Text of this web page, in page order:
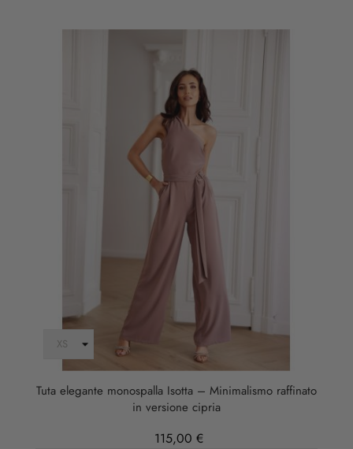
Tuta elegante monospalla Isotta – Minimalismo raffinato
in versione cipria
115,00 €